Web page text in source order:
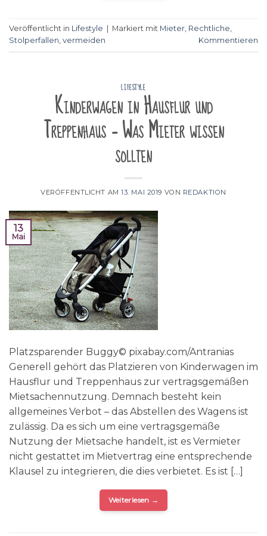
Veröffentlicht in Lifestyle Markiert mit Mieter Rechtliche
Stolperfallen vermeiden Kommentieren
LIFESTYLE
Kinderwagen in Hausflur und
Treppenhaus – Was Mieter wissen
sollten
VERÖFFENTLICHT AM13. MAI 2019 VON REDAKTION
13
Mai
Platzsparender Buggy© pixabay.com/Antranias
Generell gehört das Platzieren von Kinderwagen im
Hausflur und Treppenhaus zur vertragsgemäßen
Mietsachennutzung. Demnach besteht kein
allgemeines Verbot – das Abstellen des Wagens ist
zulässig. Da es sich um eine vertragsgemäße
Nutzung der Mietsache handelt, ist es Vermieter
nicht gestattet im Mietvertrag eine entsprechende
Klausel zu integrieren, die dies verbietet. Es ist […]
Weiterlesen →